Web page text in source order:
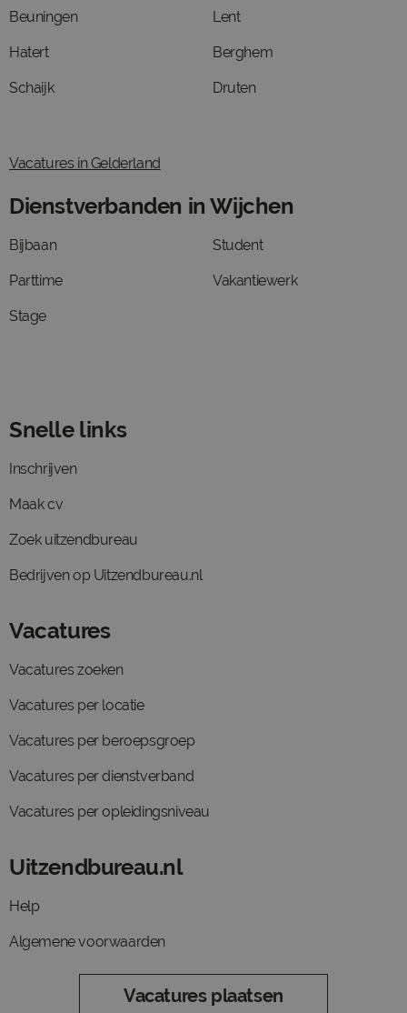
Beuningen
Hatert
Schaijk
Lent
Berghem
Druten
Vacatures in Gelderland
Dienstverbanden in Wijchen
Bijbaan
Parttime
Stage
Student
Vakantiewerk
Snelle links
Inschrijven
Maak cv
Zoek uitzendbureau
Bedrijven op Uitzendbureau.nl
Vacatures
Vacatures zoeken
Vacatures per locatie
Vacatures per beroepsgroep
Vacatures per dienstverband
Vacatures per opleidingsniveau
Uitzendbureau.nl
Help
Algemene voorwaarden
Vacatures plaatsen